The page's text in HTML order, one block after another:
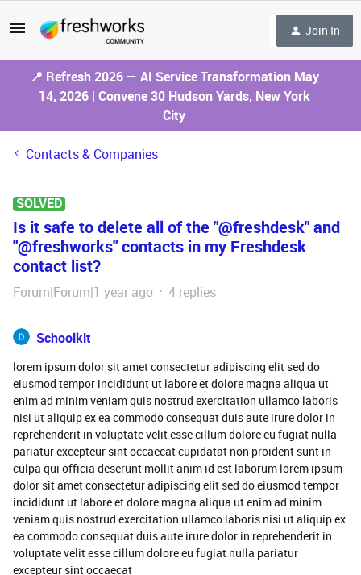
Join In
📍 Refresh 2026 — AI Service Transformation May
14, 2026 | Convene 30 Hudson Yards, New York
City
Contacts & Companies
SOLVED
Is it safe to delete all of the "@freshdesk" and
"@freshworks" contacts in my Freshdesk
contact list?
Forum|Forum|1 year ago 4 replies
Schoolkit
lorem ipsum dolor sit amet consectetur adipiscing elit sed do
eiusmod tempor incididunt ut labore et dolore magna aliqua ut
enim ad minim veniam quis nostrud exercitation ullamco laboris
nisi ut aliquip ex ea commodo consequat duis aute irure dolor in
reprehenderit in voluptate velit esse cillum dolore eu fugiat nulla
pariatur excepteur sint occaecat cupidatat non proident sunt in
culpa qui officia deserunt mollit anim id est laborum lorem ipsum
dolor sit amet consectetur adipiscing elit sed do eiusmod tempor
incididunt ut labore et dolore magna aliqua ut enim ad minim
veniam quis nostrud exercitation ullamco laboris nisi ut aliquip ex
ea commodo consequat duis aute irure dolor in reprehenderit in
voluptate velit esse cillum dolore eu fugiat nulla pariatur
excepteur sint occaecat